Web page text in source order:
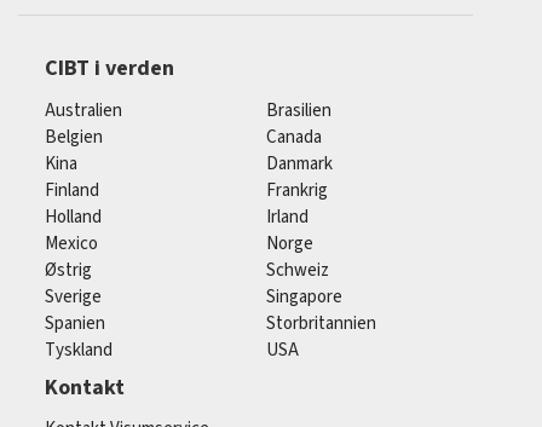
CIBT i verden
Australien
Brasilien
Belgien
Canada
Kina
Danmark
Finland
Frankrig
Holland
Irland
Mexico
Norge
Østrig
Schweiz
Sverige
Singapore
Spanien
Storbritannien
Tyskland
USA
Kontakt